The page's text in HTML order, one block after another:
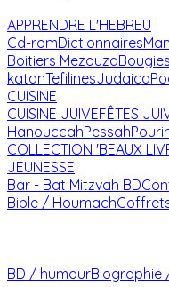
APPRENDRE L'HEBREU
Cd-romDictionnaires
Boitiers MezouzaBougies
katanTefilinesJudaica
CUISINE
CUISINE JUIVEFÊTES
HanouccahPessah
COLLECTION 'BEAUX
JEUNESSE
Bar - Bat Mitzvah BD
Bible / Houmach
BD / humour